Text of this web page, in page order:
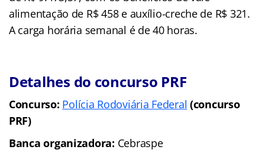
alimentação de R$ 458 e auxílio-creche de R$ 321.
A carga horária semanal é de 40 horas.
Detalhes do concurso PRF
Concurso: Polícia Rodoviária Federal (concurso
PRF)
Banca organizadora: Cebraspe